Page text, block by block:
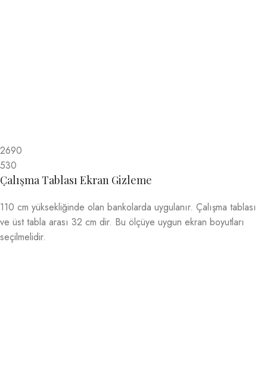
2690
530
Çalışma Tablası Ekran Gizleme
110 cm yüksekliğinde olan bankolarda uygulanır. Çalışma tablası
ve üst tabla arası 32 cm dir. Bu ölçüye uygun ekran boyutları
seçilmelidir.